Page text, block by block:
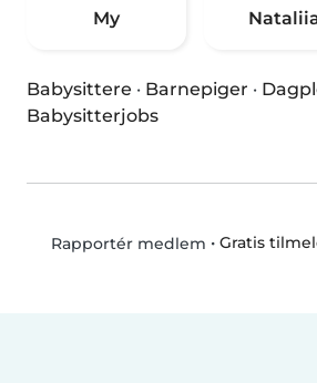
My
Babysittere · Barnepiger ·
Babysitterjobs
Rapportér medlem • Gratis